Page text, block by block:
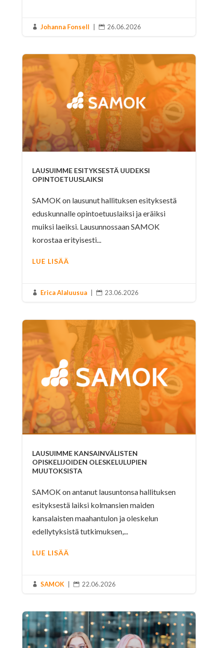
 Johanna Fonsell |  26.06.2026
LAUSUIMME ESITYKSESTÄ UUDEKSI
OPINTOETUUSLAIKSI
SAMOK on lausunut hallituksen esityksestä
eduskunnalle opintoetuuslaiksi ja eräiksi
muiksi laeiksi. Lausunnossaan SAMOK
korostaa erityisesti...
LUE LISÄÄ
 Erica Alaluusua  23.06.2026
LAUSUIMME KANSAINVÄLISTEN
OPISKELIJOIDEN OLESKELULUPIEN
MUUTOKSISTA
SAMOK on antanut lausuntonsa hallituksen
esityksestä laiksi kolmansien maiden
kansalaisten maahantulon ja oleskelun
edellytyksistä tutkimuksen,...
LUE LISÄÄ
 SAMOK  22.06.2026